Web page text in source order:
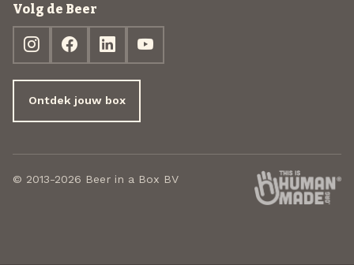
Volg de Beer
Ontdek jouw box
© 2013-2026 Beer in a Box BV